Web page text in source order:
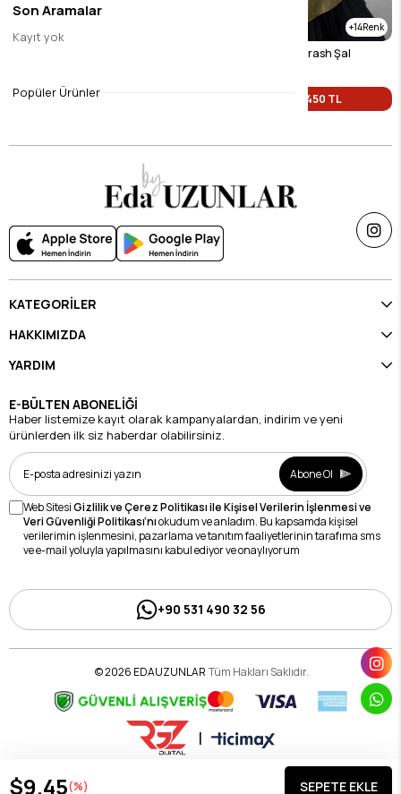
Tek Fiyat 450 TL
14
Yağ Yeşili Vual İpek Crash Şal
Tek Fiyat 450 TL
KATEGORİLER
HAKKIMIZDA
YARDIM
E-BÜLTEN ABONELİĞİ
Haber listemize kayıt olarak kampanyalardan, indirim ve yeni
ürünlerden ilk siz haberdar olabilirsiniz.
Abone Ol
Web SitesiGizlilik ve Çerez Politikası ile Kişisel Verilerin İşlenmesi ve
Veri Güvenliği Politikası’nıokudum ve anladım. Bu kapsamda kişisel
verilerimin işlenmesini, pazarlama ve tanıtım faaliyetlerinin tarafıma sms
ve e-mail yoluyla yapılmasını kabul ediyor ve onaylıyorum
+90 531 490 32 56
© 2026 EDAUZUNLAR Tüm Hakları Saklıdır.
|
$9.45(%)
Son Aramalar
Kayıt yok
Popüler Ürünler